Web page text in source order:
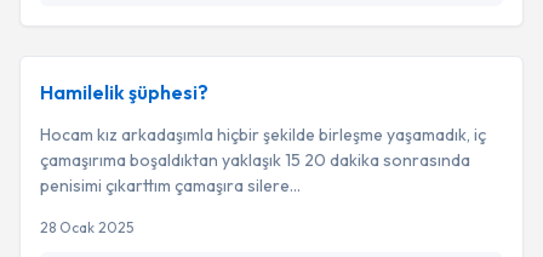
Hamilelik şüphesi?
Hocam kız arkadaşımla hiçbir şekilde birleşme yaşamadık, iç
çamaşırıma boşaldıktan yaklaşık 15 20 dakika sonrasında
penisimi çıkarttım çamaşıra silere...
28 Ocak 2025